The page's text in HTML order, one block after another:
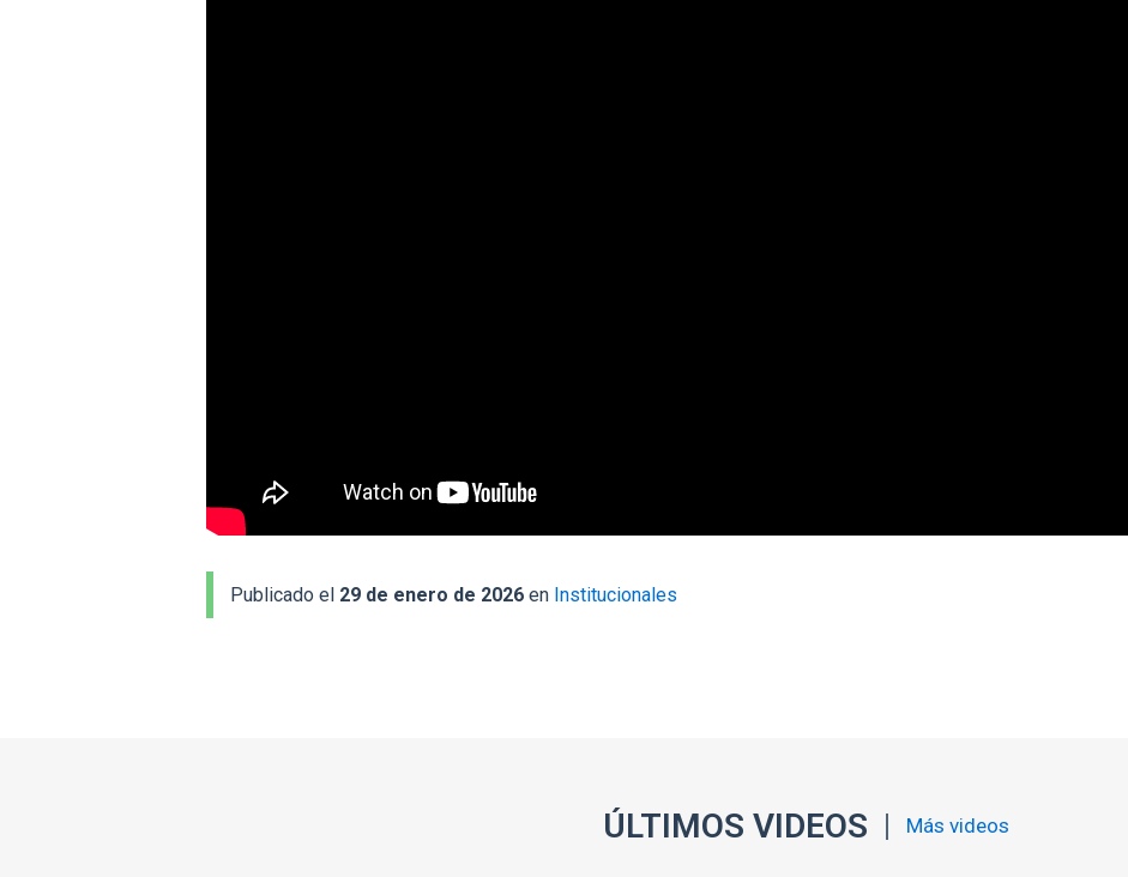
Publicado el 29 de enero de 2026 en Institucionales
ÚLTIMOS VIDEOS Más videos